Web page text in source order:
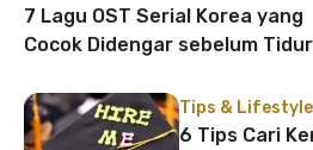
7 Lagu OST Serial Korea yang
Cocok Didengar sebelum Tidur
Tips & Lifestyle
6 Tips Cari